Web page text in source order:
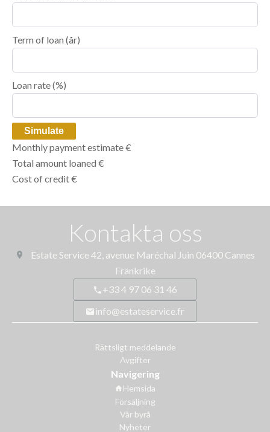
Term of loan (år)
Loan rate(%)
Simulate
Monthly payment estimate€
Total amount loaned €
Cost of credit€
Kontakta oss
Estate Service42, avenue Maréchal Juin 06400 Cannes
Frankrike
+33 4 97 06 31 46
info@estateservice.fr
Rättsligt meddelande
Avgifter
Navigering
Hemsida
Försäljning
Vår byrå
Nyheter